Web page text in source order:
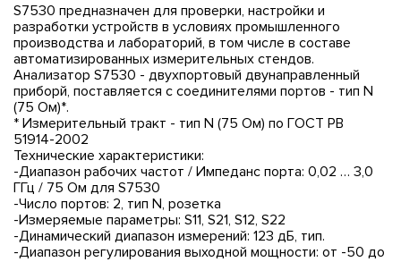
S7530 предназначен для проверки, настройки и
разработки устройств в условиях промышленного
производства и лабораторий, в том числе в составе
автоматизированных измерительных стендов.
Анализатор S7530 - двухпортовый двунаправленный
приборй, поставляется с соединителями портов - тип N
(75 Ом)*.
* Измерительный тракт - тип N (75 Ом) по ГОСТ РВ
51914-2002
Технические характеристики:
-Диапазон рабочих частот / Импеданс порта: 0,02 … 3,0
ГГц / 75 Ом для S7530
-Число портов: 2, тип N, розетка
-Измеряемые параметры: S11, S21, S12, S22
-Динамический диапазон измерений: 123 дБ, тип.
-Диапазон регулирования выходной мощности: от -50 до